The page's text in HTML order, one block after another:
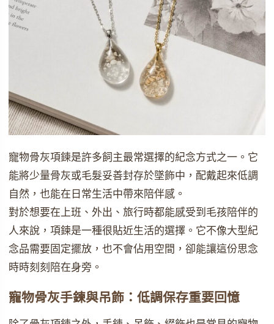
寵物骨灰項鍊是許多飼主最常選擇的紀念方式之一。它
能將少量骨灰或毛髮妥善封存於墜飾中，配戴起來低調
自然，也能在日常生活中帶來陪伴感。
對於想要在上班、外出、旅行時都能感受到毛孩陪伴的
人來說，項鍊是一種很貼近生活的選擇。它不像大型紀
念品需要固定擺放，也不會佔用空間，卻能讓這份思念
時時刻刻陪在身旁。
寵物骨灰手鍊與吊飾：低調保存重要回憶